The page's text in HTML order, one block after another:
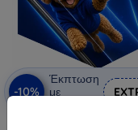
-10%
Έκπτωση
με